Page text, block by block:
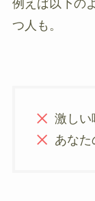
例えば以下の
つ人も。
激しい
あなた